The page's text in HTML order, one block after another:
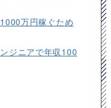
万円稼ぐため
ジニアで年収100